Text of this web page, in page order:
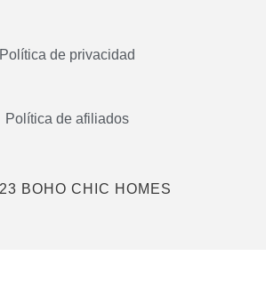
Política de privacidad
Política de afiliados
BOHO CHIC HOMES